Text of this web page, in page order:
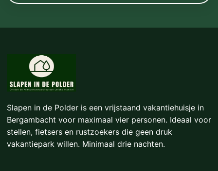
Slapen in de Polder is een vrijstaand vakantiehuisje in
Bergambacht voor maximaal vier personen. Ideaal voor
stellen, fietsers en rustzoekers die geen druk
vakantiepark willen. Minimaal drie nachten.